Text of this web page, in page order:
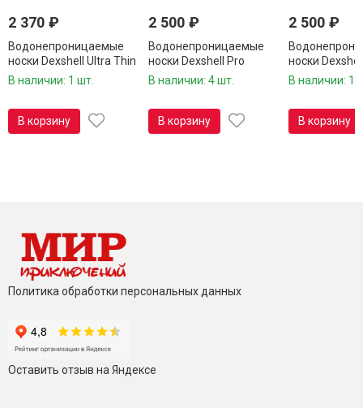
2 370 ₽
Водонепроницаемые
носки Dexshell Ultra Thin
Crew DS683OG
В наличии: 1 шт.
В корзину
2 500 ₽
Водонепроницаемые
носки Dexshell Pro
visibility Cycling
В наличии: 4 шт.
В корзину
2 500 ₽
носки
visibility
В наличии: 1
В корзину
Политика обработки персональных данных
Оставить отзыв на Яндексе